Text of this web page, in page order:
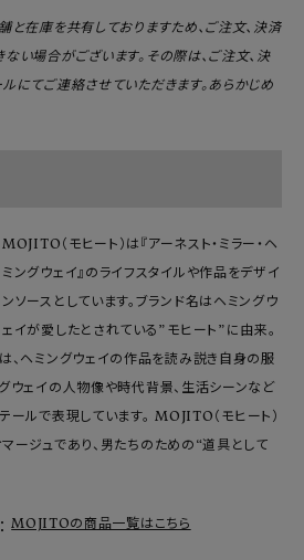
と在庫を共有しておりますため、ご注文、決済
い場合がございます。その際は、ご注文、決
にてご連絡させていただきます。あらかじめ
MOJITO（モヒート）は『アーネスト・ミラー・ヘ
ミングウェイ』のライフスタイルや作品をデザイ
ンソースとしています。ブランド名はヘミングウ
ェイが愛したとされている”モヒート”に由来。
、ヘミングウェイの作品を読み説き自身の服
ウェイの人物像や時代背景、生活シーンなど
ールで表現しています。 MOJITO（モヒート）
ージュであり、男たちのための“道具として
MOJITOの商品一覧はこちら